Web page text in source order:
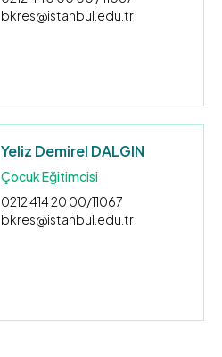
bkres@istanbul.edu.tr
Yeliz Demirel DALGIN
Çocuk Eğitimcisi
0212 414 20 00/11067
bkres@istanbul.edu.tr